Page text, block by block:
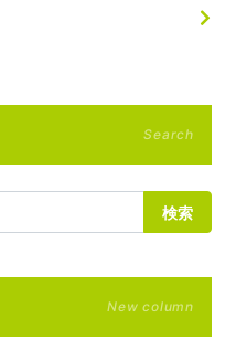
Search
検索
New column